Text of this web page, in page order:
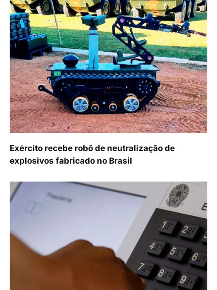
Exército recebe robô de neutralização de
explosivos fabricado no Brasil